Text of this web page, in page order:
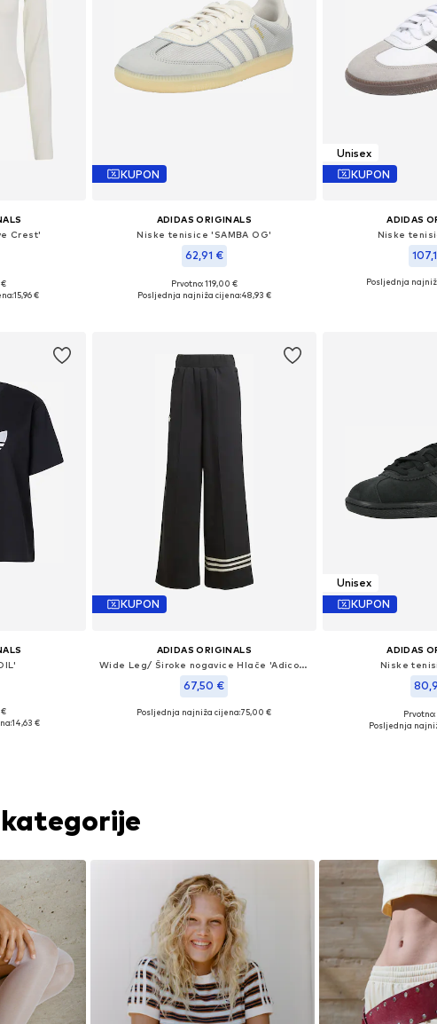
Crest'
€
15,96 €
KUPON
ADIDAS ORIGINALS
Niske tenisice 'SAMBA OG'
62,91 €
Dostupno u više veličina
Prvotno: 119,00 €
Posljednja najniža cijena:48,93 €
Unisex
KUPON
ADIDAS
Niske
Dostupno u
Posljednja
S, M, L
€
14,63 €
KUPON
ADIDAS ORIGINALS
Wide Leg/ Široke nogavice Hlače 'Adicolor Neuclassics'
67,50 €
Dostupne veličine: 34, 36, 38, 40
Posljednja najniža cijena:75,00 €
Unisex
KUPON
ADIDAS
Niske
Dostupno u
Posljednja